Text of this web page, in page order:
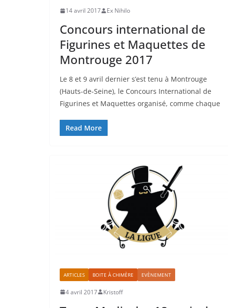
14 avril 2017 Ex Nihilo
Concours international de
Figurines et Maquettes de
Montrouge 2017
Le 8 et 9 avril dernier s’est tenu à Montrouge
(Hauts-de-Seine), le Concours International de
Figurines et Maquettes organisé, comme chaque
Read More
ARTICLES BOITE À CHIMÈRE EVÈNEMENT
4 avril 2017 Kristoff